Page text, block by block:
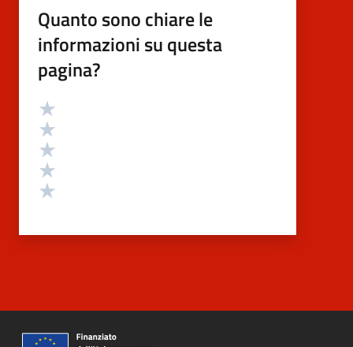
Quanto sono chiare le
informazioni su questa
pagina?
Valutazione